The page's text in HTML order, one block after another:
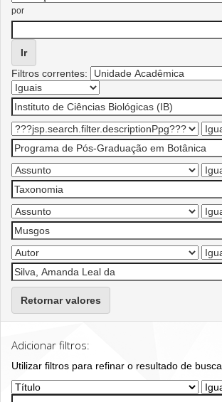
por
Filtros correntes:
Retornar valores
Adicionar filtros:
Utilizar filtros para refinar o resultado de busca.